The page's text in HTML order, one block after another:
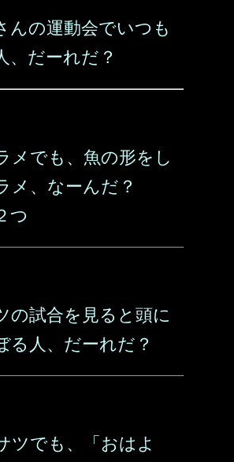
んの運動会でいつも
、だーれだ？
メでも、魚の形をし
メ、なーんだ？
つ
の試合を見ると頭に
る人、だーれだ？
ツでも、「おはよ